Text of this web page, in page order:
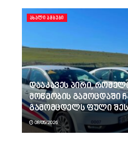
ᲐᲮᲐᲚᲘ ᲐᲛᲑᲔᲑᲘ
დააკავეს პირი,
მოწმობის გამოცდაში
გამომცდელს ფული
08/05/2026